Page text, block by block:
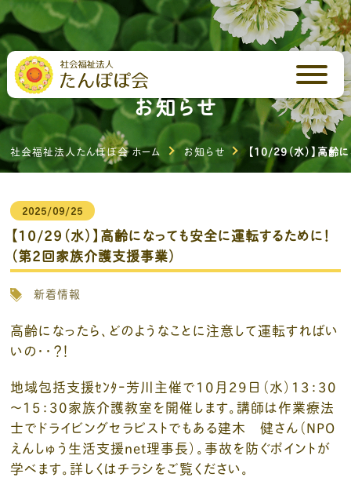
お知らせ
社会福祉法人たんぽぽ会 ホーム お知らせ 【10/29（水）】高齢
2025/09/25
【10/29（水）】高齢になっても安全に運転するために！
（第2回家族介護支援事業）
新着情報
高齢になったら、どのようなことに注意して運転すればい
いの・・？！
地域包括支援ｾﾝﾀｰ芳川主催で10月29日（水）13：30
～15：30家族介護教室を開催します。講師は作業療法
士でドライビングセラピストでもある建木 健さん（NPO
えんしゅう生活支援net理事長）。事故を防ぐポイントが
学べます。詳しくはチラシをご覧ください。